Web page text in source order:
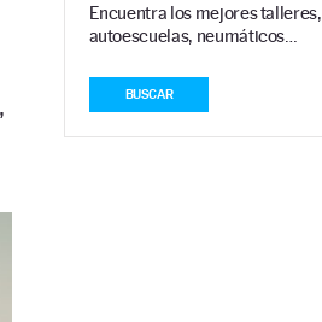
Encuentra los mejores
autoescuelas, neumáticos…
BUSCAR